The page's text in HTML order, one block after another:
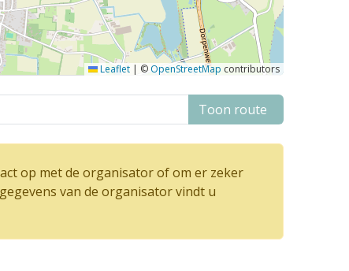
Leaflet | © OpenStreetMap contributors
Toon route
op met de organisator of om er zeker
van de organisator vindt u